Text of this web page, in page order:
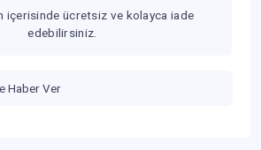
içerisinde ücretsiz ve kolayca iade
edebilirsiniz.
Haber Ver